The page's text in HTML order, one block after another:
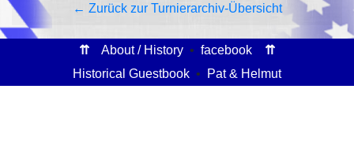
← Zurück zur Turnierarchiv-Übersicht
⇈ About / History • facebook
⇈
Historical Guestbook • Pat & Helmut